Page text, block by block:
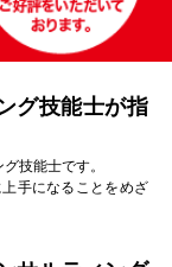
グ技能士が指
技能士です。
手になることをめざ